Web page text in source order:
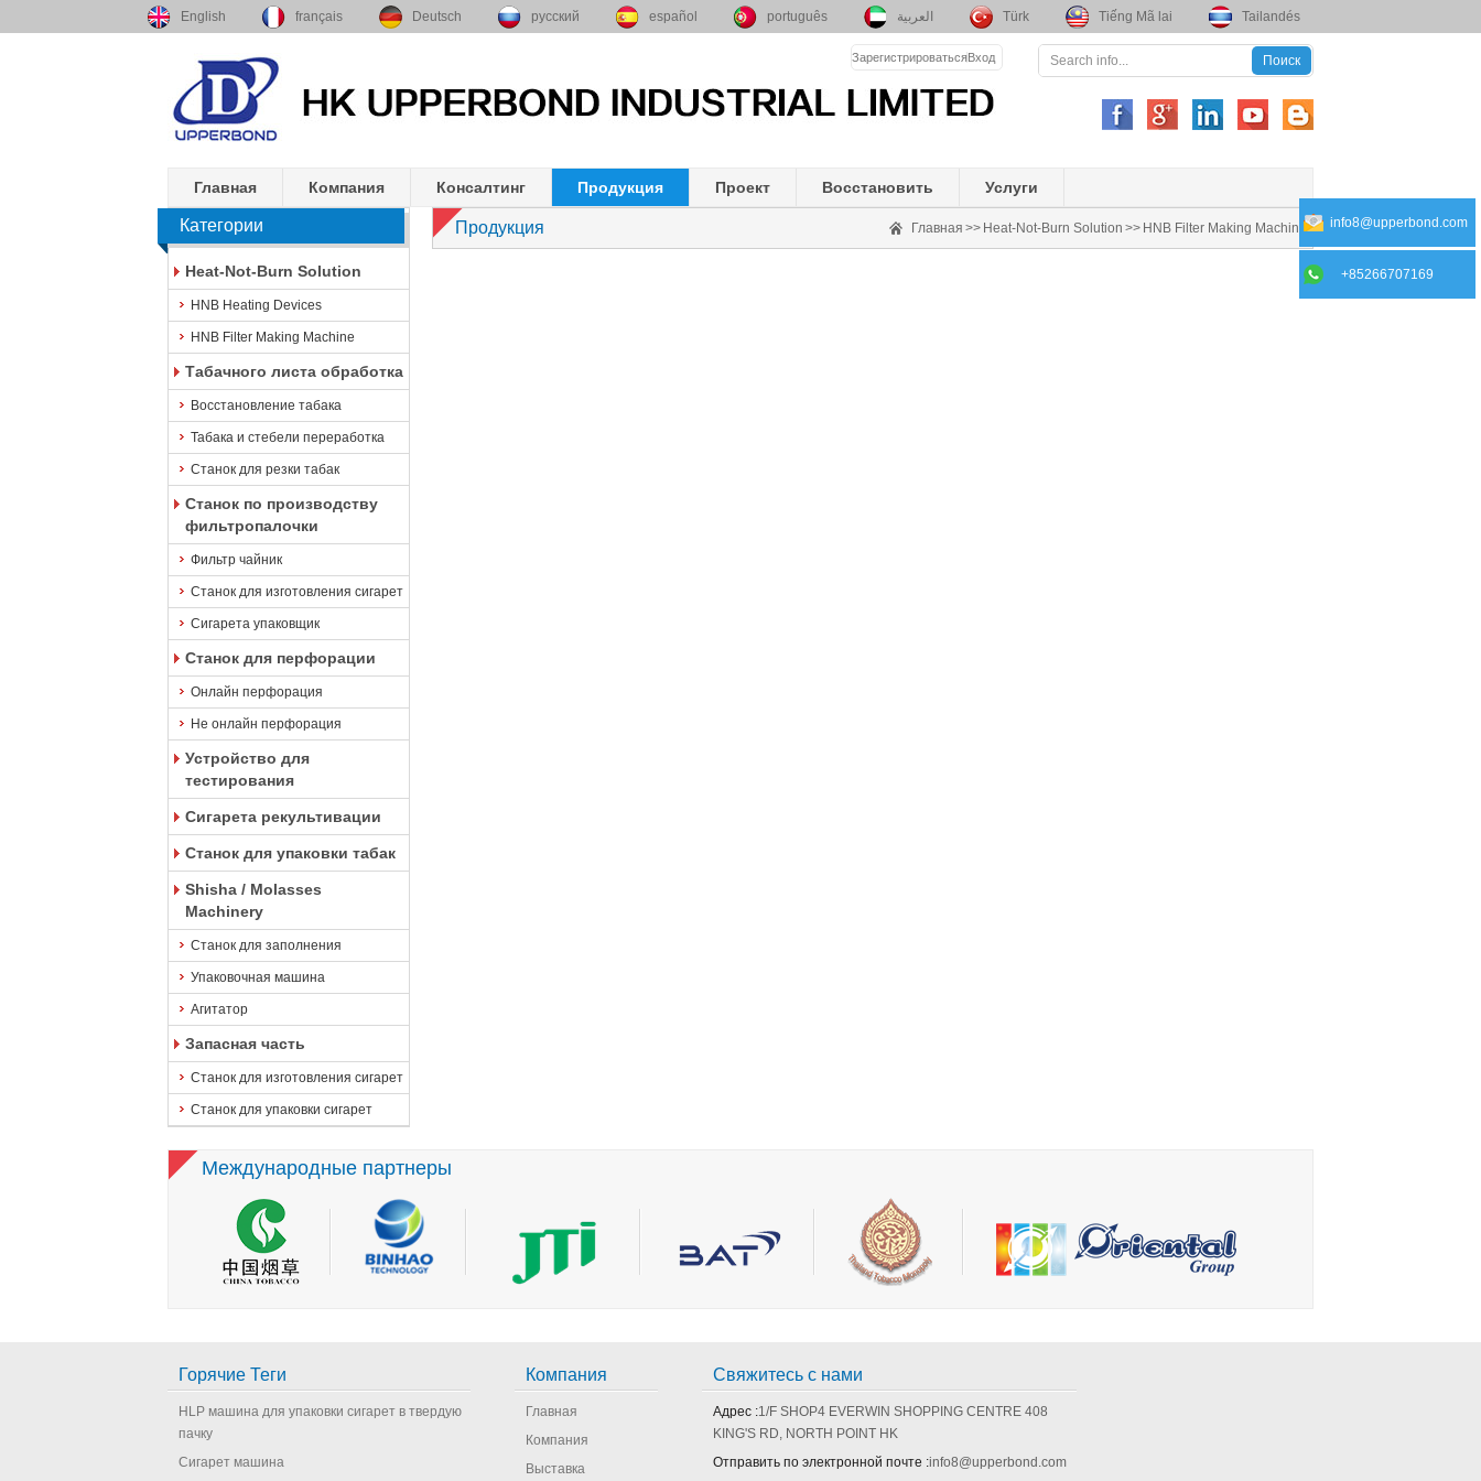
English français Deutsch русский español português العربية Türk Tiếng Mã lai Tailandés
ЗарегистрироватьсяВход
Главная Компания Консалтинг Продукция Проект Восстановить Услуги
Категории
Heat-Not-Burn Solution
HNB Heating Devices
HNB Filter Making Machine
Табачного листа обработка
Восстановление табака
Табака и стебели переработка
Станок для резки табак
Станок по производству
фильтропалочки
Фильтр чайник
Станок для изготовления сигарет
Сигарета упаковщик
Станок для перфорации
Онлайн перфорация
Не онлайн перфорация
Устройство для
тестирования
Сигарета рекультивации
Станок для упаковки табак
Shisha / Molasses
Machinery
Станок для заполнения
Упаковочная машина
Агитатор
Запасная часть
Станок для изготовления сигарет
Станок для упаковки сигарет
Продукция Главная >> Heat-Not-Burn Solution >> HNB Filter Making Machine
Международные партнеры
Горячие Теги
HLP машина для упаковки сигарет в твердую
пачку
Сигарет машина
Компания
Главная
Компания
Выставка
Свяжитесь с нами
Адрес :1/F SHOP4 EVERWIN SHOPPING CENTRE 408
KING'S RD, NORTH POINT HK
Отправить по электронной почте :info8@upperbond.com
info8@upperbond.com
+85266707169